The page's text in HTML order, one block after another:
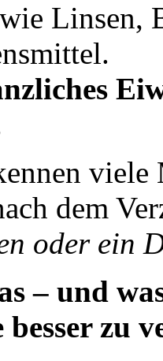
Linsen,
viele
dem
oder ein
– und
zu